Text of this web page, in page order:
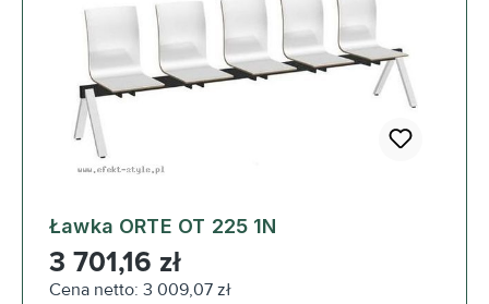
Ławka ORTE OT 225 1N
Cena regularna:
3 701,16 zł
Cena netto: 3 009,07 zł